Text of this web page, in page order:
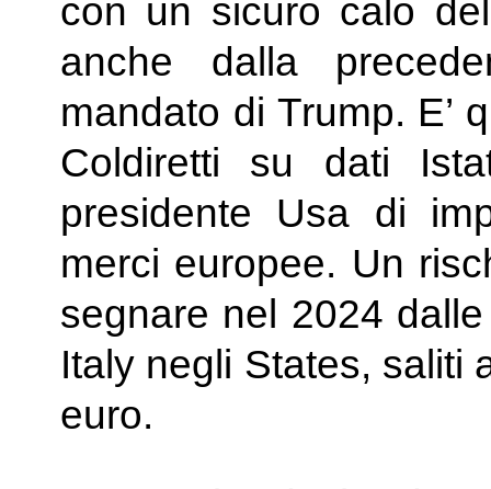
con un sicuro calo
anche dalla
mandato di Trump. E’
Coldiretti su dati
presidente Usa di
merci europee. Un
segnare nel 2024
Italy negli States, saliti
euro.